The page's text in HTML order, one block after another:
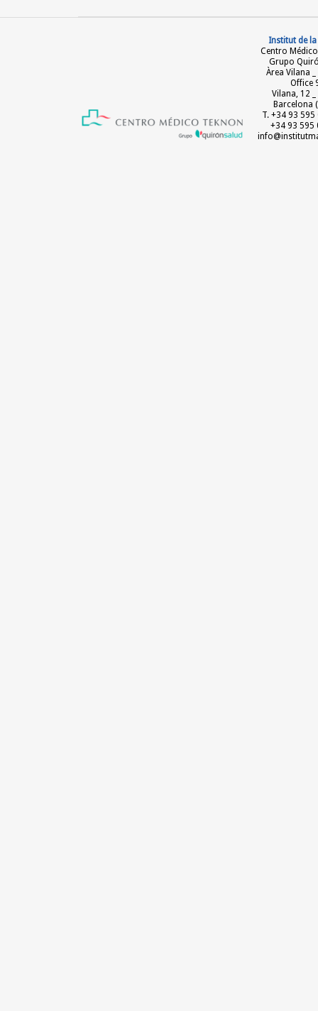
Institut de la
Centro
Grupo
Àrea Vilana
Office
Vilana, 12
Barcelona
T. +34 93 595
+34 93 595